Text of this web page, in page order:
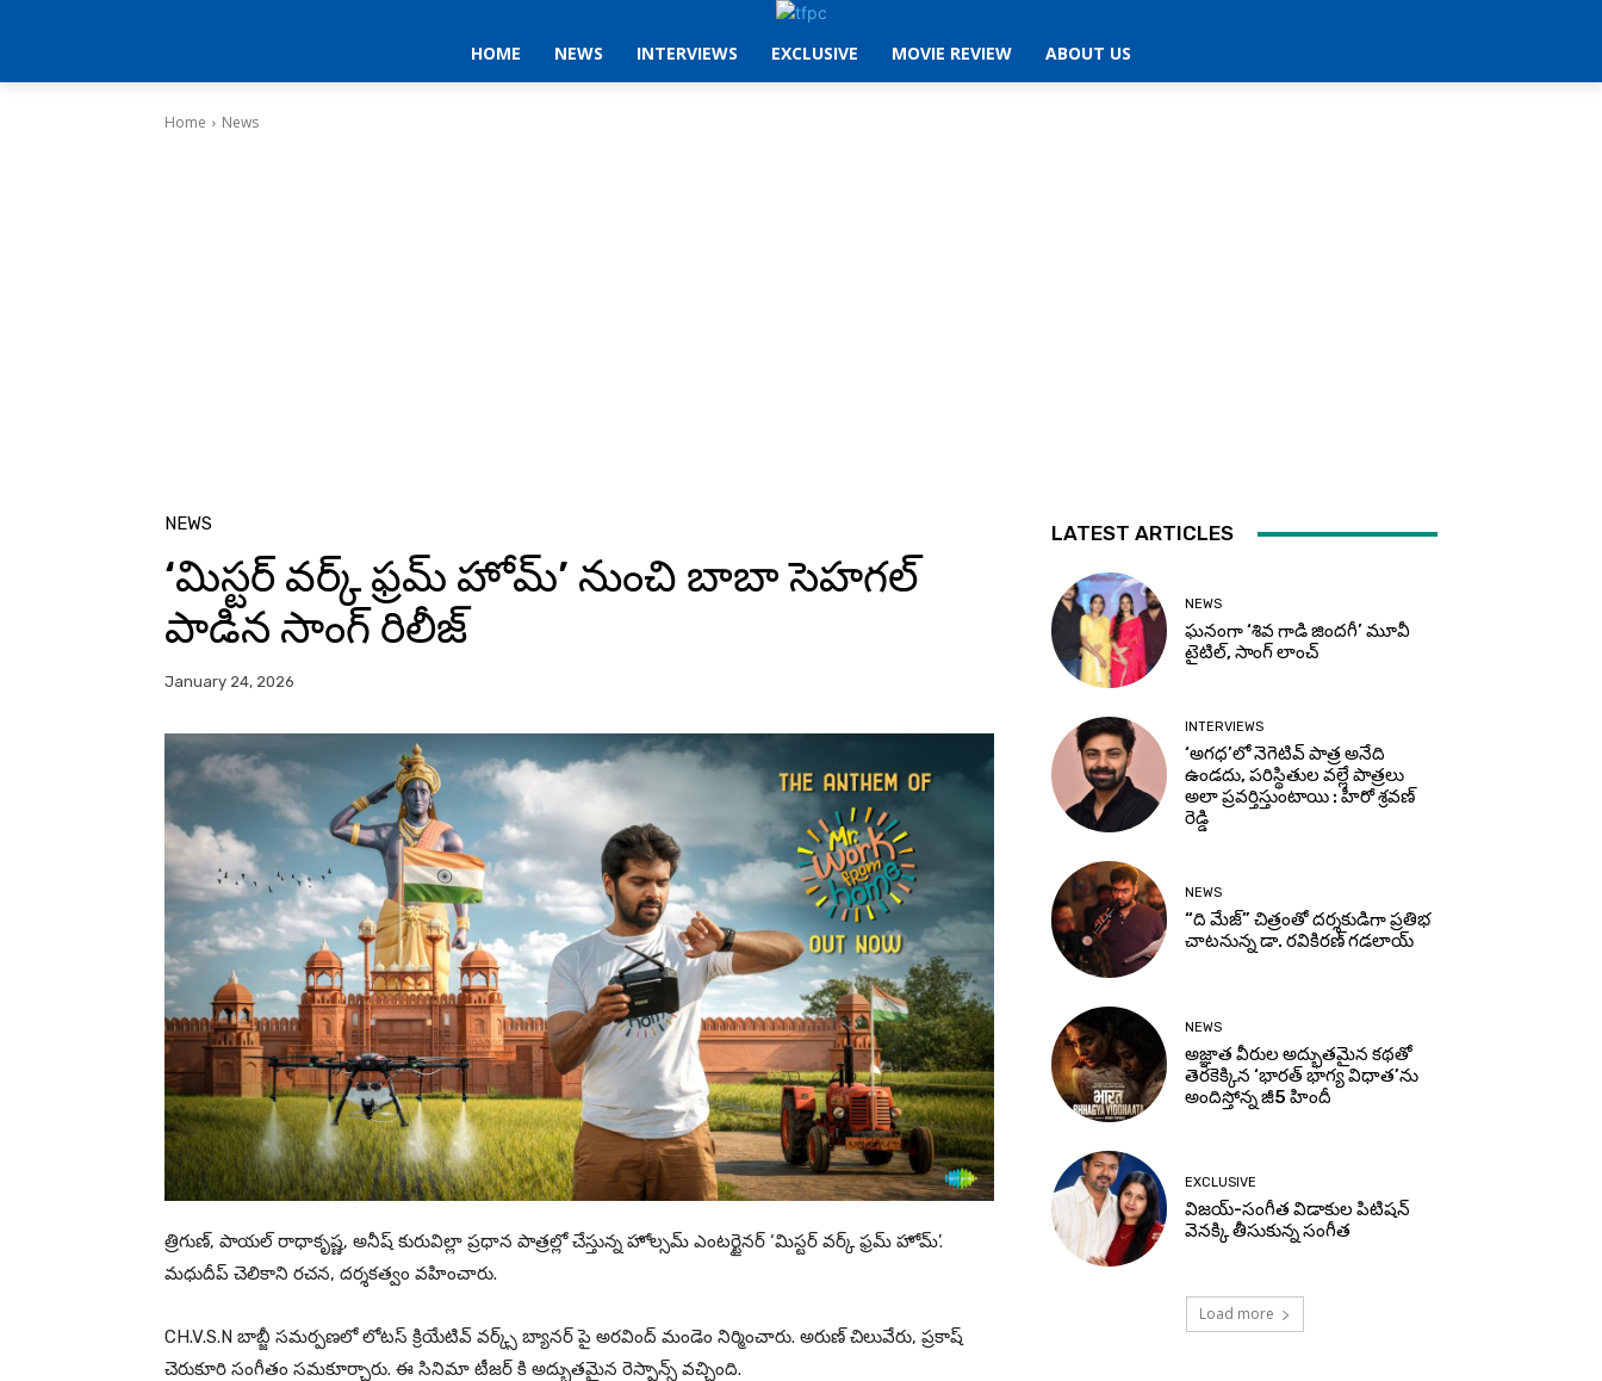
HOME NEWS INTERVIEWS EXCLUSIVE MOVIE REVIEW ABOUT US
Home News
NEWS
‘మిస్టర్ వర్క్ ఫ్రమ్ హోమ్’ నుంచి బాబా సెహగల్
పాడిన సాంగ్ రిలీజ్
January 24, 2026
త్రిగుణ్, పాయల్ రాధాకృష్ణ, అనీష్ కురువిల్లా ప్రధాన పాత్రల్లో చేస్తున్న హోల్సమ్ ఎంటర్టైనర్ ‘మిస్టర్ వర్క్ ఫ్రమ్ హోమ్’.
మధుదీప్ చెలికాని రచన, దర్శకత్వం వహించారు.
CH.V.S.N బాబ్జీ సమర్పణలో లోటస్ క్రియేటివ్ వర్క్స్ బ్యానర్ పై అరవింద్ మండెం నిర్మించారు. అరుణ్ చిలువేరు, ప్రకాష్
చెరుకూరి సంగీతం సమకూర్చారు. ఈ సినిమా టీజర్ కి అద్భుతమైన రెస్పాన్స్ వచ్చింది.
LATEST ARTICLES
NEWS
ఘనంగా ‘శివ గాడి జింద‌గీ’ మూవీ
టైటిల్, సాంగ్ లాంచ్
INTERVIEWS
‘అగధ’లో నెగెటివ్ పాత్ర అనేది
ఉండదు, పరిస్థితుల వల్లే పాత్రలు
అలా ప్రవర్తిస్తుంటాయి : హీరో శ్రవణ్
రెడ్డి
NEWS
“ది మేజ్” చిత్రంతో దర్శకుడిగా ప్రతిభ
చాటనున్న డా. రవికిరణ్ గడలాయ్
NEWS
అజ్ఞాత వీరుల అద్భుతమైన కథతో
తెరకెక్కిన ‘భారత్ భాగ్య విధాత’ను
అందిస్తోన్న జీ5 హిందీ
EXCLUSIVE
విజయ్-సంగీత విడాకుల పిటిషన్
వెనక్కి తీసుకున్న సంగీత
Load more